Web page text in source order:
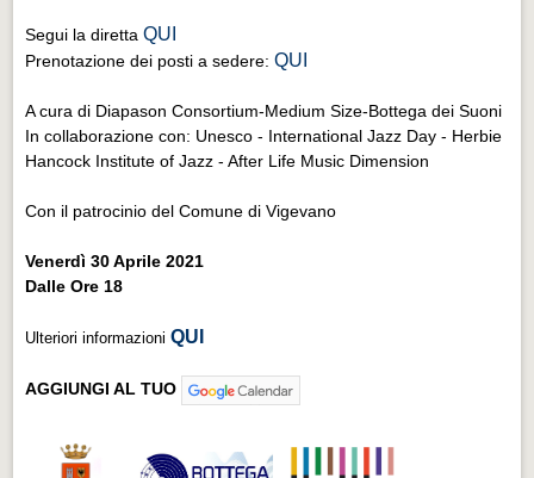
Segui la direttaQUI
Prenotazione dei posti a sedere:QUI
A cura di Diapason Consortium-Medium Size-Bottega dei Suoni
In collaborazione con: Unesco - International Jazz Day - Herbie
Hancock Institute of Jazz - After Life Music Dimension
Con il patrocinio del Comune di Vigevano
Venerdì 30 Aprile 2021
Dalle Ore 18
Ulteriori informazioniQUI
AGGIUNGI AL TUO